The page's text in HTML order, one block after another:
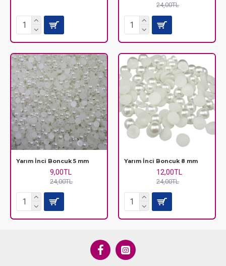
24,00TL
Yarım İnci Boncuk 5 mm
9,00TL
24,00TL
Yarım İnci Boncuk 8 mm
12,00TL
24,00TL